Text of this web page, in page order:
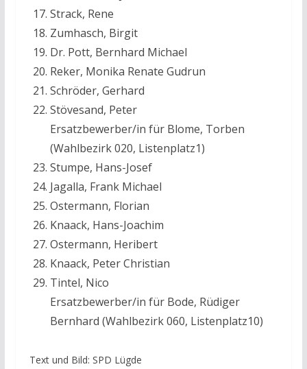
Strack, Rene
Zumhasch, Birgit
Dr. Pott, Bernhard Michael
Reker, Monika Renate Gudrun
Schröder, Gerhard
Stövesand, Peter
Ersatzbewerber/in für Blome, Torben
(Wahlbezirk 020, Listenplatz1)
Stumpe, Hans-Josef
Jagalla, Frank Michael
Ostermann, Florian
Knaack, Hans-Joachim
Ostermann, Heribert
Knaack, Peter Christian
Tintel, Nico
Ersatzbewerber/in für Bode, Rüdiger
Bernhard (Wahlbezirk 060, Listenplatz10)
Text und Bild: SPD Lügde